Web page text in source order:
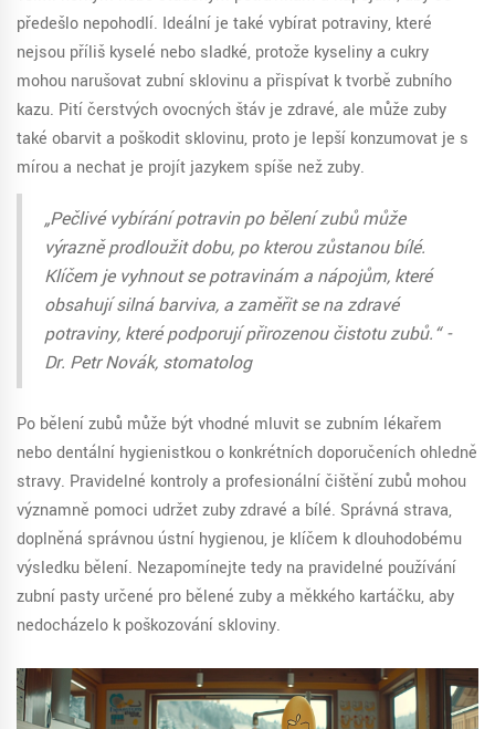
předešlo nepohodlí. Ideální je také vybírat potraviny, které
nejsou příliš kyselé nebo sladké, protože kyseliny a cukry
mohou narušovat zubní sklovinu a přispívat k tvorbě zubního
kazu. Pití čerstvých ovocných šťáv je zdravé, ale může zuby
také obarvit a poškodit sklovinu, proto je lepší konzumovat je s
mírou a nechat je projít jazykem spíše než zuby.
„Pečlivé vybírání potravin po bělení zubů může
výrazně prodloužit dobu, po kterou zůstanou bílé.
Klíčem je vyhnout se potravinám a nápojům, které
obsahují silná barviva, a zaměřit se na zdravé
potraviny, které podporují přirozenou čistotu zubů.“ -
Dr. Petr Novák, stomatolog
Po bělení zubů může být vhodné mluvit se zubním lékařem
nebo dentální hygienistkou o konkrétních doporučeních ohledně
stravy. Pravidelné kontroly a profesionální čištění zubů mohou
významně pomoci udržet zuby zdravé a bílé. Správná strava,
doplněná správnou ústní hygienou, je klíčem k dlouhodobému
výsledku bělení. Nezapomínejte tedy na pravidelné používání
zubní pasty určené pro bělené zuby a měkkého kartáčku, aby
nedocházelo k poškozování skloviny.